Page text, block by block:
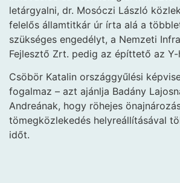
letárgyalni, dr. Mosóczi László
felelős államtitkár úr írta alá a
szükséges engedélyt, a Nemzeti
Fejlesztő Zrt. pedig az építtető az
Csöbör Katalin országgyűlési
fogalmaz – azt ajánlja Badány
Andreának, hogy röhejes
tömegközlekedés helyreállításával
időt.